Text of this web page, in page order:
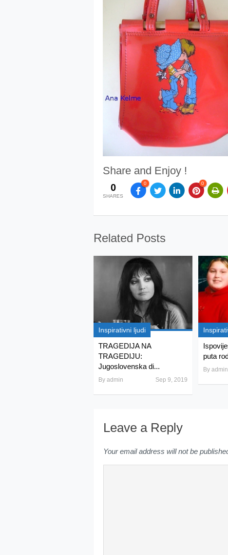
Share and Enjoy !
0
SHARES
0 0
Related Posts
Inspirativni ljudi
TRAGEDIJA NA
TRAGEDIJU:
Jugoslovenska di...
By admin Sep 9, 2019
puta
By admin
Leave a Reply
Your email address will not be